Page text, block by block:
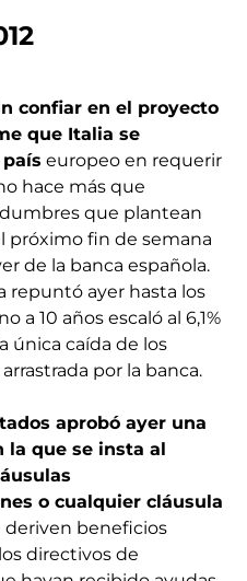
confiar en el proyecto
que Italia se
europeo en requerir
hace más que
que plantean
próximo fin de semana
de la banca española.
repuntó ayer hasta los
a 10 años escaló al 6,1%
única caída de los
por la banca.
aprobó ayer una
la que se insta al
o cualquier cláusula
deriven beneficios
directivos de